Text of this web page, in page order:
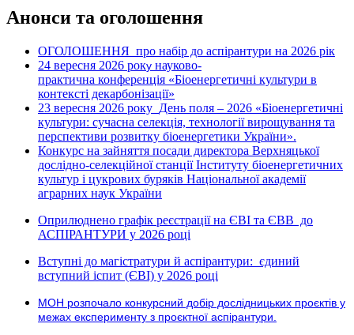
Анонси та оголошення
ОГОЛОШЕННЯ про набір до аспірантури на 2026 рік
24 вересня 2026 року науково-
практична конференція «Біоенергетичні культури в
контексті декарбонізації»
23 вересня 2026 року День поля – 2026 «Біоенергетичні
культури: сучасна селекція, технології вирощування та
перспективи розвитку біоенергетики України».
Конкурс на зайняття посади директора Верхняцької
дослідно-селекційної станції Інституту біоенергетичних
культур і цукрових буряків Національної академії
аграрних наук України
Оприлюднено графік реєстрації на ЄВІ та ЄВВ до
АСПІРАНТУРИ у 2026 році
Вступні до магістратури й аспірантури: єдиний
вступний іспит (ЄВІ) у 2026 році
МОН розпочало конкурсний добір дослідницьких проєктів у
межах експерименту з проєктної аспірантури.